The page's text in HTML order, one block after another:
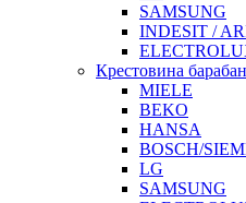
SAMSUNG
INDESIT /
Крестовина
MIELE
BEKO
HANSA
BOSCH/
LG
SAMSUNG